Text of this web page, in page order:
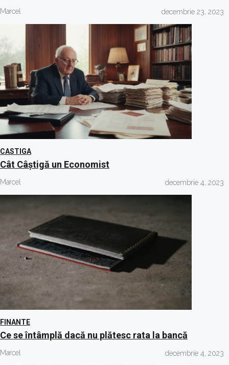
Marcel decembrie 23, 2023
CASTIGA
Cât Câștigă un Economist
Marcel decembrie 4, 2023
FINANTE
Ce se întâmplă dacă nu plătesc rata la bancă
Marcel decembrie 4, 2023